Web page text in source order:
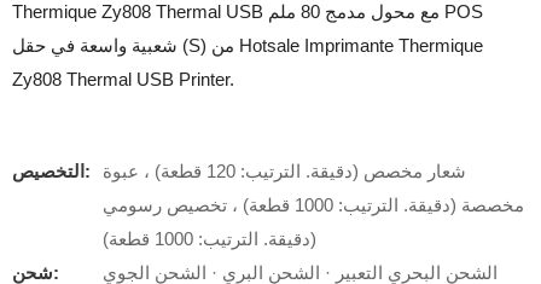
Thermique Zy808 Thermal USB مع محول مدمج 80 ملم POS
شعبية واسعة في حقل (S) من Hotsale Imprimante Thermique
Zy808 Thermal USB Printer.
التخصيص:
شعار مخصص (دقيقة. الترتيب: 120 قطعة) ، عبوة
مخصصة (دقيقة. الترتيب: 1000 قطعة) ، تخصيص رسومي
(دقيقة. الترتيب: 1000 قطعة)
شحن:
الشحن البحري التعبير · الشحن البري · الشحن الجوي